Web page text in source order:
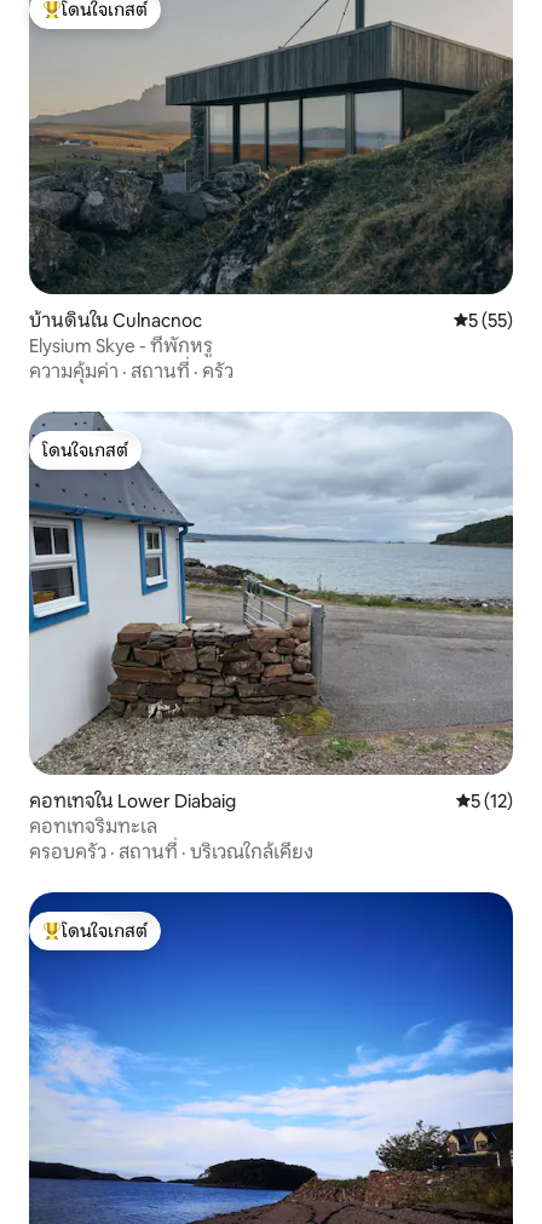
โดนใจเกสต์ที่สุด
โดนใจเกสต์
บ้านดินใน Culnacnoc คะแนนเฉลี่
5 (55)
Elysium Skye - ที่พักหรู
ความคุ้มค่า · สถานที่ · ครัว
โดนใจเกสต์
โดนใจเกสต์
คอทเทจใน Lower Diabaig คะแนนเฉลี่
5 (12)
คอทเทจริมทะเล
ครอบครัว · สถานที่ · บริเวณใกล้เคียง
โดนใจเกสต์ที่สุด
โดนใจเกสต์